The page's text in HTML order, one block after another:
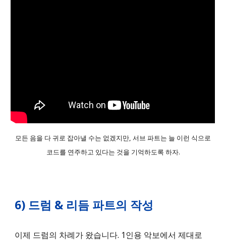
모든 음을 다 귀로 잡아낼 수는 없겠지만, 서브 파트는 늘 이런 식으로
코드를 연주하고 있다는 것을 기억하도록 하자.
6) 드럼 & 리듬 파트의 작성
이제 드럼의 차례가 왔습니다. 1인용 악보에서 제대로